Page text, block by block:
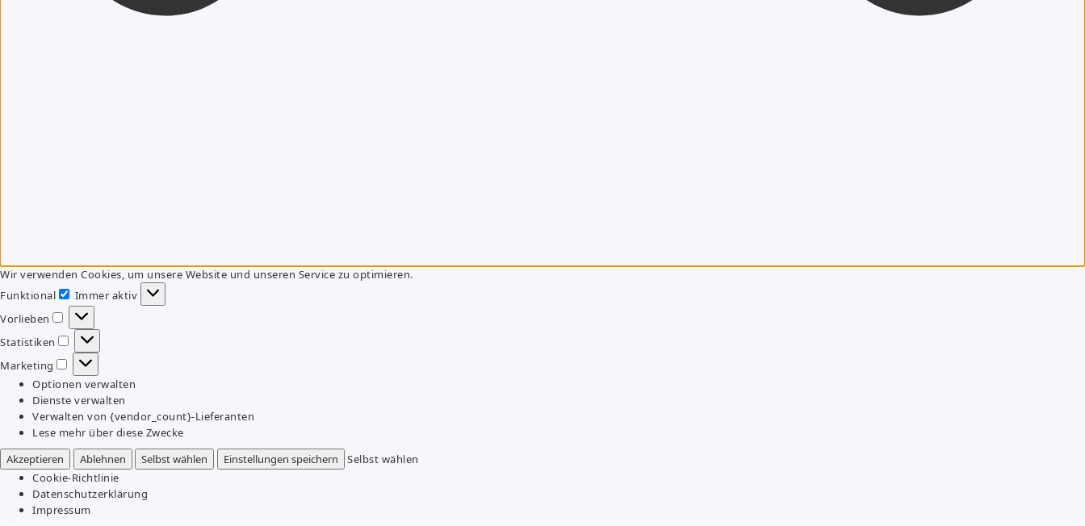
Wir verwenden Cookies, um unsere Website und unseren Service zu optimieren.
Funktional
Funktional
Immer aktiv
Vorlieben
Vorlieben
Statistiken
Statistiken
Marketing
Marketing
Optionen verwalten
Dienste verwalten
Verwalten von {vendor_count}-Lieferanten
Lese mehr über diese Zwecke
Akzeptieren
Ablehnen Selbst wählen Einstellungen speichern
Selbst wählen
Cookie-Richtlinie
Datenschutzerklärung
Impressum